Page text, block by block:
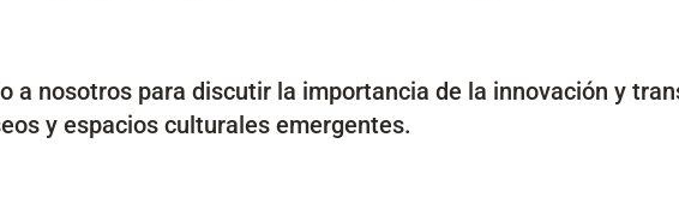
a nosotros para discutir la importancia de la innovación y
y espacios culturales emergentes.